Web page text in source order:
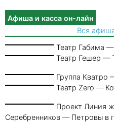
Афиша и касса он-лайн
Вся
Театр Габима
Театр Гешер —
Группа Кватро
Театр Zero —
Проект Линия
Серебренников — Петровы в